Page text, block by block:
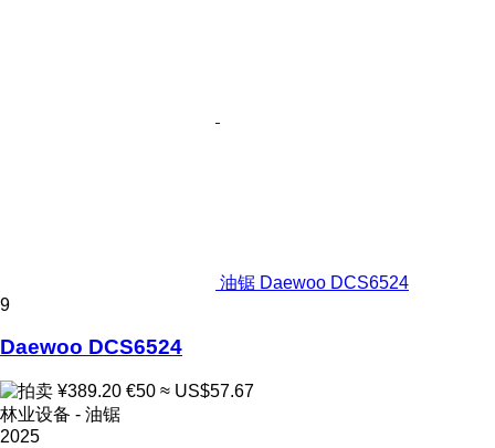
油锯 Daewoo DCS6524
9
Daewoo DCS6524
¥389.20 €50 ≈ US$57.67
林业设备 - 油锯
2025